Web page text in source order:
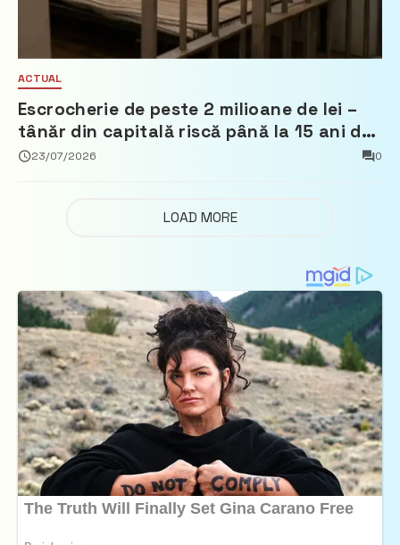
ACTUAL
Escrocherie de peste 2 milioane de lei –
tânăr din capitală riscă până la 15 ani de
închisoare
23/07/2026 0
LOAD MORE